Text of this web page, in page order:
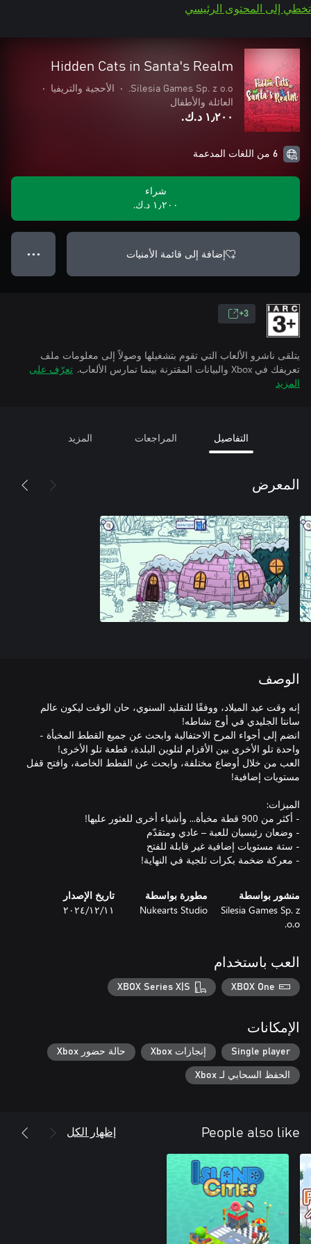
تخطي إلى المحتوى الرئيسي
Hidden Cats in Santa's Realm
Silesia Games Sp. z o.o.
• الأحجية والتريفيا
•
العائلة والأطفال
١٫٢٠٠ د.ك.‏
6 من اللغات المدعمة
شراء
١٫٢٠٠ د.ك.‏
إضافة إلى قائمة الأمنيات ● ● ●
3+
يتلقى ناشرو الألعاب التي تقوم بتشغيلها وصولاً إلى معلومات ملف
تعريفك في Xbox والبيانات المقترنة بينما تمارس الألعاب.
تعرّف على
المزيد
التفاصيل المراجعات المزيد
المعرض
الوصف
إنه وقت عيد الميلاد، ووفقًا للتقليد السنوي، حان الوقت ليكون عالم
انضم إلى أجواء المرح الاحتفالية وابحث عن جميع القطط المخبأة -
العب من خلال أوضاع مختلفة، وابحث عن القطط الخاصة، وافتح قفل
- معركة ضخمة بكرات ثلجية في النهاية!
منشور بواسطة
Silesia Games Sp. z
o.o.
مطورة بواسطة
Nukearts Studio
تاريخ الإصدار
١١‏/١٢‏/٢٠٢٤
العب باستخدام
XBOX One
XBOX Series X|S
الإمكانات
Single player إنجازات Xbox حالة حضور Xbox
الحفظ السحابي لـ Xbox
People also like إظهار الكل